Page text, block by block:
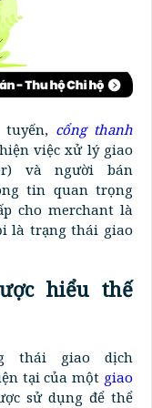
cổng thanh
việc xử lý giao
và người bán
tin quan trọng
cho merchant là
là trạng thái giao
hiểu thế
thái giao dịch
tại của một giao
sử dụng để thể